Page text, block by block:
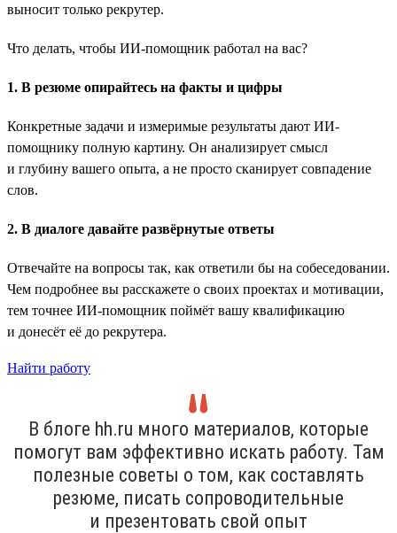
выносит только рекрутер.
Что делать, чтобы ИИ-помощник работал на вас?
1. В резюме опирайтесь на факты и цифры
Конкретные задачи и измеримые результаты дают ИИ-
помощнику полную картину. Он анализирует смысл
и глубину вашего опыта, а не просто сканирует совпадение
слов.
2. В диалоге давайте развёрнутые ответы
Отвечайте на вопросы так, как ответили бы на собеседовании.
Чем подробнее вы расскажете о своих проектах и мотивации,
тем точнее ИИ-помощник поймёт вашу квалификацию
и донесёт её до рекрутера.
Найти работу
В блоге hh.ru много материалов, которые
помогут вам эффективно искать работу. Там
полезные советы о том, как составлять
резюме, писать сопроводительные
и презентовать свой опыт